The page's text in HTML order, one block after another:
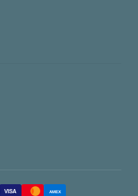
VISA AMEX